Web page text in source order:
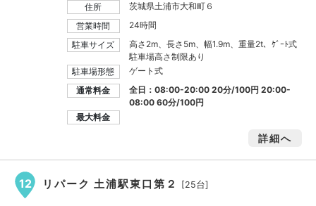
住所
茨城県土浦市大和町６
営業時間
24時間
駐車サイズ
高さ2m、長さ5m、幅1.9m、重量2t、ｹﾞｰﾄ式
駐車場高さ制限あり
駐車場形態
ゲート式
通常料金
全日：08:00-20:00 20分/100円 20:00-
08:00 60分/100円
最大料金
詳細へ
12 リパーク 土浦駅東口第２ [25台]